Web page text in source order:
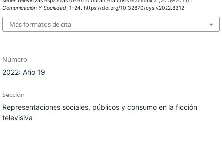
Comunicación Y Sociedad, 1–24. https://doi.org/10.32870/cys.v2022.8312
Más formatos de cita
Número
2022: Año 19
Sección
Representaciones sociales, públicos y consumo en la ficción
televisiva